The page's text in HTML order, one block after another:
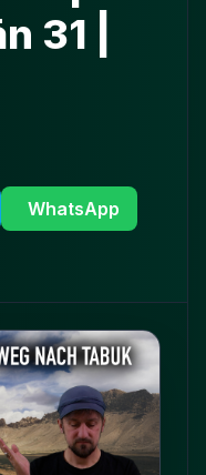
31 |
WhatsApp